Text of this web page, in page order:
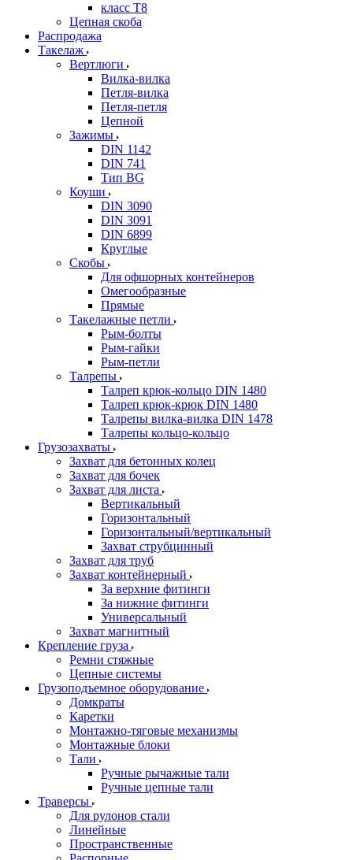
класс Т8
Цепная скоба
Распродажа
Такелаж
Вертлюги
Вилка-вилка
Петля-вилка
Петля-петля
Цепной
Зажимы
DIN 1142
DIN 741
Тип BG
Коуши
DIN 3090
DIN 3091
DIN 6899
Круглые
Скобы
Для офшорных контейнеров
Омегообразные
Прямые
Такелажные петли
Рым-болты
Рым-гайки
Рым-петли
Талрепы
Талреп крюк-кольцо DIN 1480
Талреп крюк-крюк DIN 1480
Талрепы вилка-вилка DIN 1478
Талрепы кольцо-кольцо
Грузозахваты
Захват для бетонных колец
Захват для бочек
Захват для листа
Вертикальный
Горизонтальный
Горизонтальный/вертикальный
Захват струбцинный
Захват для труб
Захват контейнерный
За верхние фитинги
За нижние фитинги
Универсальный
Захват магнитный
Крепление груза
Ремни стяжные
Цепные системы
Грузоподъемное оборудование
Домкраты
Каретки
Монтажно-тяговые механизмы
Монтажные блоки
Тали
Ручные рычажные тали
Ручные цепные тали
Траверсы
Для рулонов стали
Линейные
Пространственные